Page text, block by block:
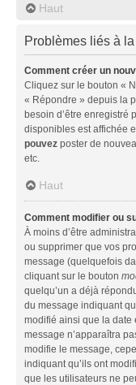
Haut
Problèmes liés à
Comment créer un
Cliquez sur le bouton «
« Répondre » depuis la
besoin d’être enregistré
disponibles est affichée
pouvez poster de
etc.
Haut
Comment modifier ou
À moins d’être
ou supprimer que vos
message (quelquefois
cliquant sur le bouton
quelqu’un a déjà
du message indiquant
modifié ainsi que la date
message n’apparaîtra
modifie le message,
indiquant qu’ils ont
que les utilisateurs ne